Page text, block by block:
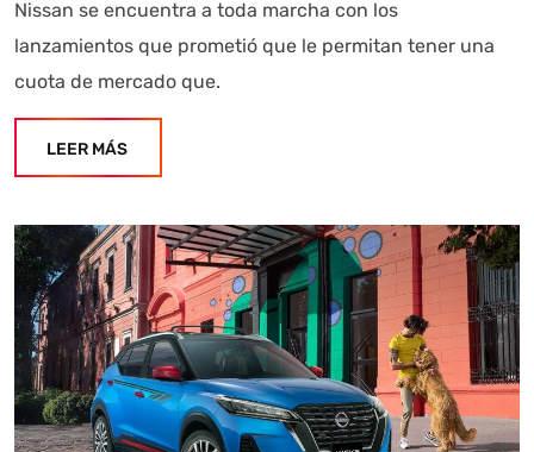
Nissan se encuentra a toda marcha con los
lanzamientos que prometió que le permitan tener una
cuota de mercado que.
LEER MÁS